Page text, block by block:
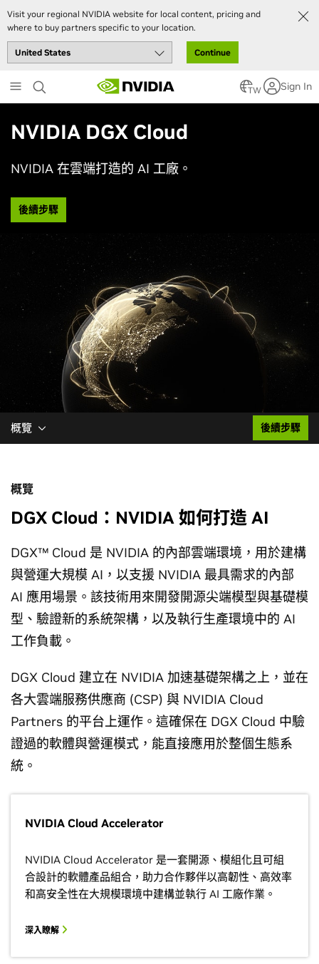
Visit your regional NVIDIA website for local content, pricing and
where to buy partners specific to your location.
Continue
to
main
TW Sign In
NVIDIA DGX Cloud
NVIDIA 在雲端打造的 AI 工廠。
後續步驟
概覽 後續步驟
概覽
DGX Cloud：NVIDIA 如何打造 AI
DGX™ Cloud 是 NVIDIA 的內部雲端環境，用於建構
與營運大規模 AI，以支援 NVIDIA 最具需求的內部
AI 應用場景。該技術用來開發開源尖端模型與基礎模
型、驗證新的系統架構，以及執行生產環境中的 AI
工作負載。
DGX Cloud 建立在 NVIDIA 加速基礎架構之上，並在
各大雲端服務供應商 (CSP) 與 NVIDIA Cloud
Partners 的平台上運作。這確保在 DGX Cloud 中驗
證過的軟體與營運模式，能直接應用於整個生態系
統。
NVIDIA Cloud Accelerator
NVIDIA Cloud Accelerator 是一套開源、模組化且可組
合設計的軟體產品組合，助力合作夥伴以高韌性、高效率
和高安全性在大規模環境中建構並執行 AI 工廠作業。
深入瞭解